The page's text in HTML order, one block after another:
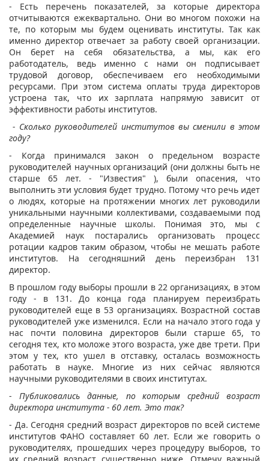
- Есть перечень показателей, за которые директора
отчитываются ежеквартально. Они во многом похожи на
те, по которым мы будем оценивать институты. Так как
именно директор отвечает за работу своей организации.
Он берет на себя обязательства, а мы, как его
работодатель, ведь именно с нами он подписывает
трудовой договор, обеспечиваем его необходимыми
ресурсами. При этом система оплаты труда директоров
устроена так, что их зарплата напрямую зависит от
эффективности работы институтов.
- Сколько руководителей институтов вы сменили в этом
году?
- Когда принимался закон о предельном возрасте
руководителей научных организаций (они должны быть не
старше 65 лет. - "Известия" ), были опасения, что
выполнить эти условия будет трудно. Потому что речь идет
о людях, которые на протяжении многих лет руководили
уникальными научными коллективами, создаваемыми под
определенные научные школы. Понимая это, мы с
Академией наук постарались организовать процесс
ротации кадров таким образом, чтобы не мешать работе
институтов. На сегодняшний день переизбран 131
директор.
В прошлом году выборы прошли в 22 организациях, в этом
году - в 131. До конца года планируем переизбрать
руководителей еще в 53 организациях. Возрастной состав
руководителей уже изменился. Если на начало этого года у
нас почти половина директоров были старше 65, то
сегодня тех, кто моложе этого возраста, уже две трети. При
этом у тех, кто ушел в отставку, осталась возможность
работать в науке. Многие из них сейчас являются
научными руководителями в своих институтах.
- Публиковались данные, по которым средний возраст
директора института - 60 лет. Это так?
- Да. Сегодня средний возраст директоров по всей системе
институтов ФАНО составляет 60 лет. Если же говорить о
руководителях, прошедших через процедуру выборов, то